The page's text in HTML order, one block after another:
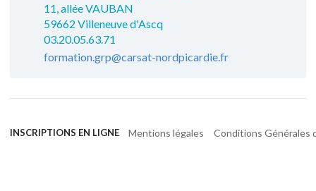
11, allée VAUBAN
59662 Villeneuve d'Ascq
03.20.05.63.71
formation.grp@carsat-nordpicardie.fr
INSCRIPTIONS EN LIGNE Mentions légales Conditions Générales